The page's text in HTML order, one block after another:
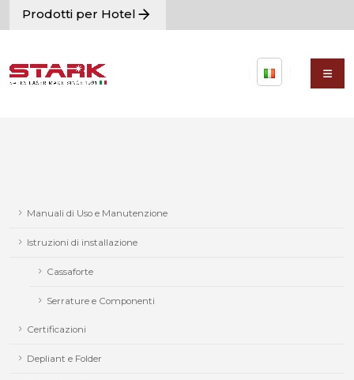
Prodotti per Hotel
Manuali di Uso e Manutenzione
Istruzioni di installazione
Cassaforte
Serrature e Componenti
Certificazioni
Depliant e Folder